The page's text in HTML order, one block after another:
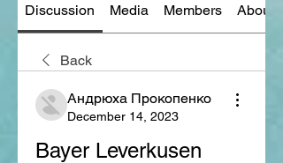
Discussion Media Members About
Back
Андрюха Прокопенко
December 14, 2023
Bayer Leverkusen